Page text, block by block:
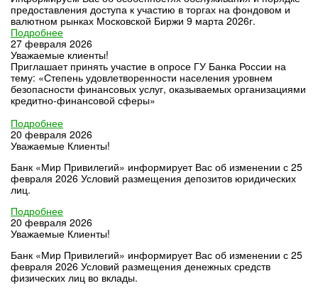
предоставления доступа к участию в торгах на фондовом и
валютном рынках Московской Биржи 9 марта 2026г.
Подробнее
27 февраля 2026
Уважаемые клиенты!
Приглашает принять участие в опросе ГУ Банка России на
тему: «Степень удовлетворенности населения уровнем
безопасности финансовых услуг, оказываемых организациями
кредитно-финансовой сферы»
Подробнее
20 февраля 2026
Уважаемые Клиенты!
Банк «Мир Привилегий» информирует Вас об изменении с 25
февраля 2026 Условий размещения депозитов юридических
лиц.
Подробнее
20 февраля 2026
Уважаемые Клиенты!
Банк «Мир Привилегий» информирует Вас об изменении с 25
февраля 2026 Условий размещения денежных средств
физических лиц во вклады.